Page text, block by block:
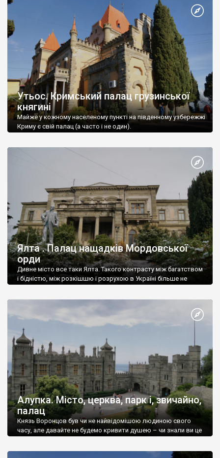
Утьос. Кримський палац грузинської
княгині
Майже у кожному населеному пункті на південному узбережжі
Криму є свій палац (а часто і не один).
Ялта . Палац нащадків Мордовської
орди
Дивне місто все таки Ялта. Такого контрасту між багатством
і бідністю, між розкішшю і розрухою в Україні більше не
Алупка. Місто, церква, парк і, звичайно,
палац
Князь Воронцов був чи не найвідомішою людиною свого
часу, але давайте не будемо кривити душею – чи знали ви це